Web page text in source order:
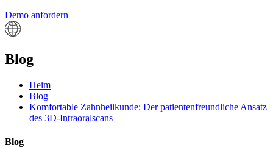
Demo anfordern
Blog
Heim
Blog
Komfortable Zahnheilkunde: Der patientenfreundliche Ansatz
des 3D-Intraoralscans
Blog